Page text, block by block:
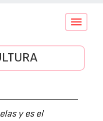
Conmutar
y es el